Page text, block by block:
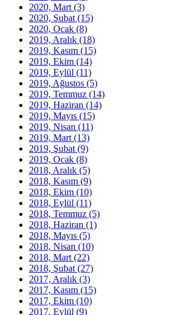
2020, Mart (3)
2020, Şubat (15)
2020, Ocak (8)
2019, Aralık (18)
2019, Kasım (15)
2019, Ekim (14)
2019, Eylül (11)
2019, Ağustos (5)
2019, Temmuz (14)
2019, Haziran (14)
2019, Mayıs (15)
2019, Nisan (11)
2019, Mart (13)
2019, Şubat (9)
2019, Ocak (8)
2018, Aralık (5)
2018, Kasım (9)
2018, Ekim (10)
2018, Eylül (11)
2018, Temmuz (5)
2018, Haziran (1)
2018, Mayıs (5)
2018, Nisan (10)
2018, Mart (22)
2018, Şubat (27)
2017, Aralık (3)
2017, Kasım (15)
2017, Ekim (10)
2017, Eylül (9)